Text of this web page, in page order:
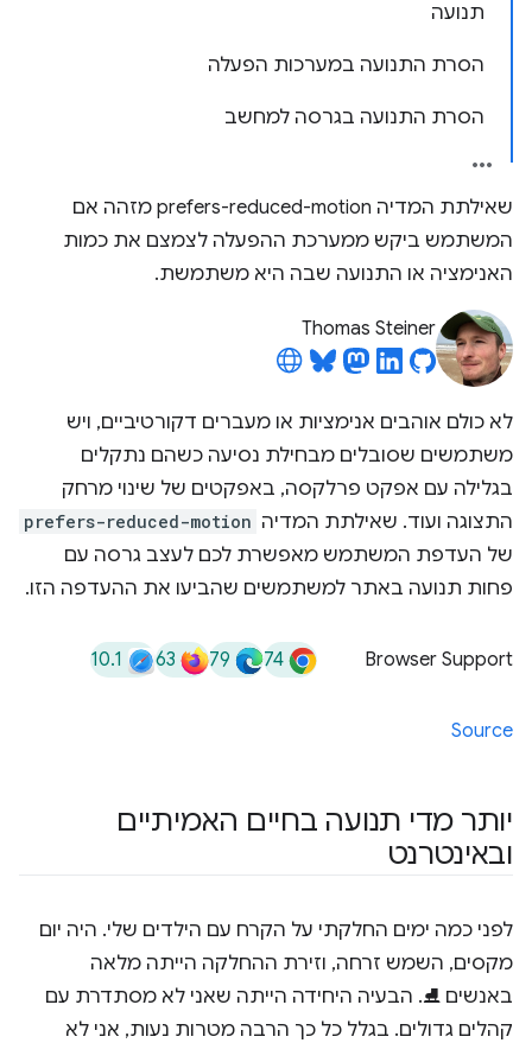
תנועה
הסרת התנועה במערכות הפעלה
הסרת התנועה בגרסה למחשב
שאילתת המדיה prefers-reduced-motion מזהה אם
המשתמש ביקש ממערכת ההפעלה לצמצם את כמות
האנימציה או התנועה שבה היא משתמשת.
Thomas Steiner
לא כולם אוהבים אנימציות או מעברים דקורטיביים, ויש
משתמשים שסובלים מבחילת נסיעה כשהם נתקלים
בגלילה עם אפקט פרלקסה, באפקטים של שינוי מרחק
התצוגה ועוד. שאילתת המדיה prefers-reduced-motion
של העדפת המשתמש מאפשרת לכם לעצב גרסה עם
פחות תנועה באתר למשתמשים שהביעו את ההעדפה הזו.
Browser Support
74
79
63
10.1
Source
יותר מדי תנועה בחיים האמיתיים
ובאינטרנט
לפני כמה ימים החלקתי על הקרח עם הילדים שלי. היה יום
מקסים, השמש זרחה, וזירת ההחלקה הייתה מלאה
באנשים ⛸. הבעיה היחידה הייתה שאני לא מסתדרת עם
קהלים גדולים. בגלל כל כך הרבה מטרות נעות, אני לא